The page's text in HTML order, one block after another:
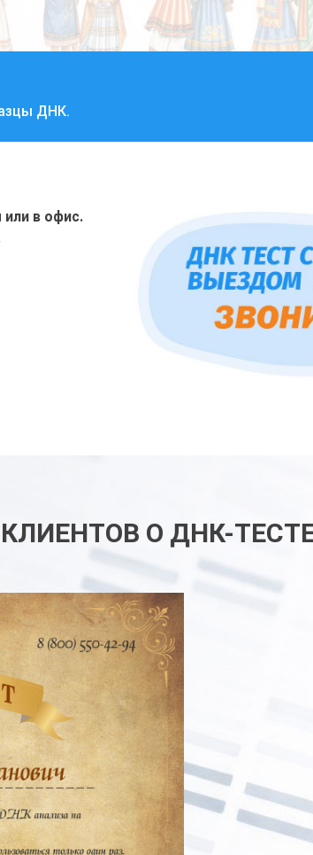
ДНК.
в офис.
О ДНК-